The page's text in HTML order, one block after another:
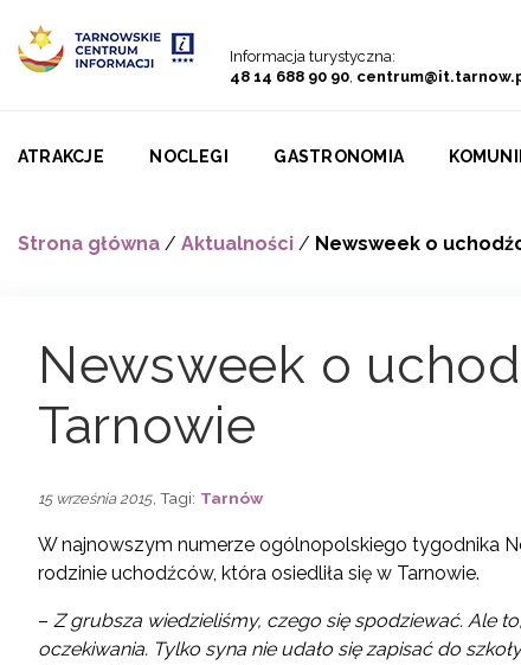
Informacja turystyczna:
48 14 688 90 90,
ATRAKCJE NOCLEGI GASTRONOMIA
Strona główna / Aktualności / Newsweek o
Newsweek o
Tarnowie
15 września 2015 , Tagi: Tarnów
W najnowszym numerze ogólnopolskiego tygodnika
rodzinie uchodźców, która osiedliła się w Tarnowie.
– Z grubsza wiedzieliśmy, czego się spodziewać. Ale
oczekiwania. Tylko syna nie udało się zapisać do